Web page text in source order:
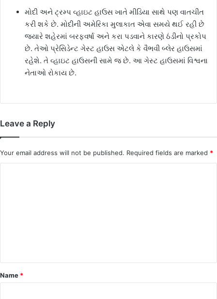
મોદી અને ટ્રમ્પ વ્હાઇટ હાઉસ ખાતે મીડિયા સાથે પણ વાતચીત
કરી શકે છે. મોદીની અમેરિકા મુલાકાત એવા સમયે થઈ રહી છે
જ્યારે શહેરમાં બરફવર્ષા અને કરા પડવાને કારણે ઠંડીનો પ્રકોપ
છે. તેઓ પ્રેસિડેન્ટ ગેસ્ટ હાઉસ એટલે કે વૈભવી બ્લેર હાઉસમાં
રહેશે. તે વ્હાઇટ હાઉસની સામે જ છે. આ ગેસ્ટ હાઉસમાં વિશ્વના
નેતાઓ રોકાય છે.
Leave a Reply
Your email address will not be published. Required fields are marked *
*
Name *